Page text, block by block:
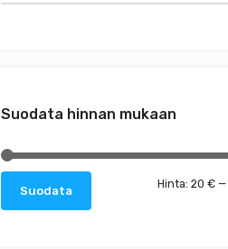
Suodata hinnan mukaan
Suodata Hinta: 20 € —